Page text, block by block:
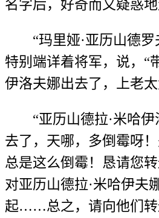
名字后，好奇而又疑惑地
“玛里娅·亚历山德
特别端详着将军，说，“
伊洛夫娜出去了，上老
“亚历山德拉·米哈
去了，天哪，多倒霉呀
总是这么倒霉！恳请您
对亚历山德拉·米哈伊夫
起……总之，请向他们转